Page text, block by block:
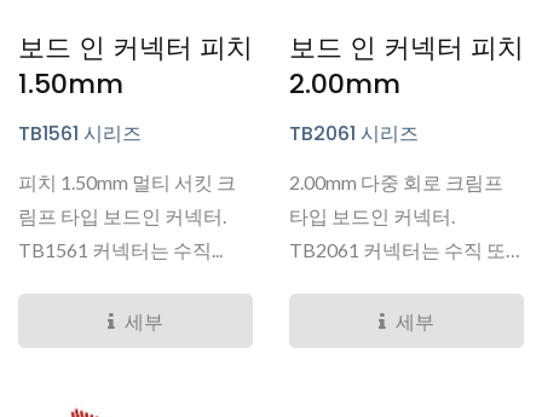
보드 인 커넥터 피치
1.50mm
TB1561 시리즈
피치 1.50mm 멀티 서킷 크
림프 타입 보드인 커넥터.
TB1561 커넥터는 수직...
세부
보드 인 커넥터 피치
2.00mm
TB2061 시리즈
2.00mm 다중 회로 크림프
타입 보드인 커넥터.
TB2061 커넥터는 수직 또
세부